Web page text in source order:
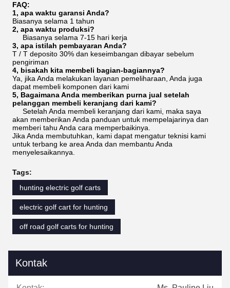
FAQ:
1, apa waktu garansi Anda?
Biasanya selama 1 tahun
2, apa waktu produksi?
Biasanya selama 7-15 hari kerja
3, apa istilah pembayaran Anda?
T / T deposito 30% dan keseimbangan dibayar sebelum
pengiriman
4, bisakah kita membeli bagian-bagiannya?
Ya, jika Anda melakukan layanan pemeliharaan, Anda juga
dapat membeli komponen dari kami
5, Bagaimana Anda memberikan purna jual setelah
pelanggan membeli keranjang dari kami?
Setelah Anda membeli keranjang dari kami, maka saya
akan memberikan Anda panduan untuk mempelajarinya dan
memberi tahu Anda cara memperbaikinya.
Jika Anda membutuhkan, kami dapat mengatur teknisi kami
untuk terbang ke area Anda dan membantu Anda
menyelesaikannya.
Tags:
hunting electric golf carts
electric golf cart for hunting
off road golf carts for hunting
Kontak